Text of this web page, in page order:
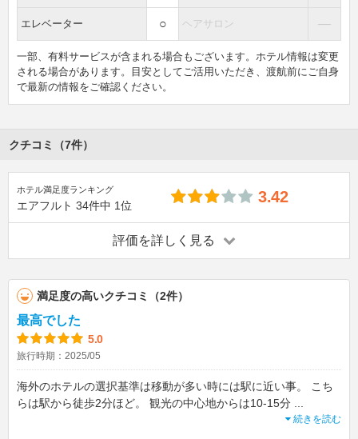
エレベーター ○ ヘアサロン ―
一部、有料サービスが含まれる場合もございます。ホテル情報は変更
される場合があります。目安としてご活用いただき、渡航前にご自身
で最新の情報をご確認ください。
クチコミ（7件）
ホテル満足度ランキング
エアフルト 34件中 1位 3.42
評価を詳しく見る
満足度の高いクチコミ（2件）
最高でした
5.0
旅行時期：2025/05
海外のホテルの選択基準は移動が多い時には駅に近い事。 こち
らは駅から徒歩2分ほど。 観光の中心地からは10-15分 ...
続きを読む